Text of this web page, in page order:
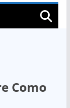
Como